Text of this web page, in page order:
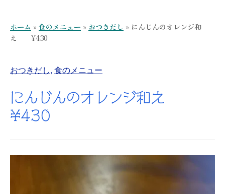
ホーム » 食のメニュー » おつきだし » にんじんのオレンジ和
え ¥430
おつきだし, 食のメニュー
にんじんのオレンジ和え
¥430